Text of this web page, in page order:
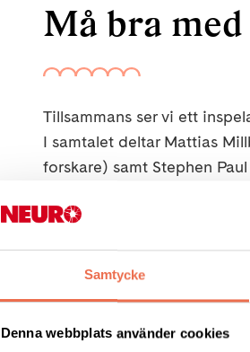
Samtycke
Denna webbplats använder cookies
Må bra med
Tillsammans ser vi ett
I samtalet deltar Mattias
forskare) samt Stephen
Därefter samtalar vi om:
hitta lösningar på det?